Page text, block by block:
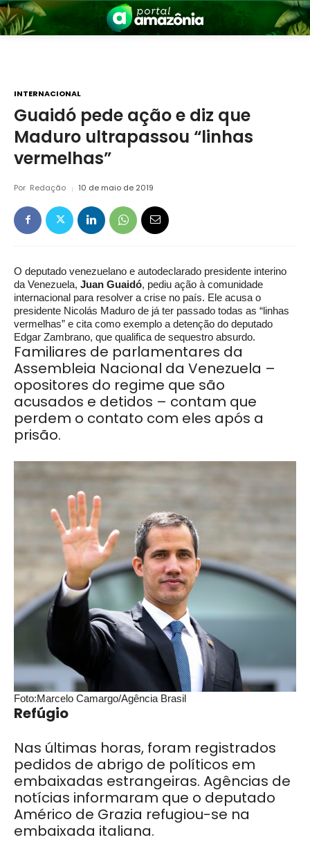
Amazônia
INTERNACIONAL
Guaidó pede ação e diz que
Maduro ultrapassou “linhas
vermelhas”
Por Redação 10 de maio de 2019
O deputado venezuelano e autodeclarado presidente interino
da Venezuela, Juan Guaidó, pediu ação à comunidade
internacional para resolver a crise no país. Ele acusa o
presidente Nicolás Maduro de já ter passado todas as “linhas
vermelhas” e cita como exemplo a detenção do deputado
Edgar Zambrano, que qualifica de sequestro absurdo.
Familiares de parlamentares da
Assembleia Nacional da Venezuela –
opositores do regime que são
acusados e detidos – contam que
perdem o contato com eles após a
prisão.
Foto:Marcelo Camargo/Agência Brasil
Refúgio
Nas últimas horas, foram registrados
pedidos de abrigo de políticos em
embaixadas estrangeiras. Agências de
notícias informaram que o deputado
Américo de Grazia refugiou-se na
embaixada italiana.